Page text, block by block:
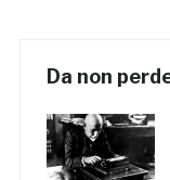
Da non